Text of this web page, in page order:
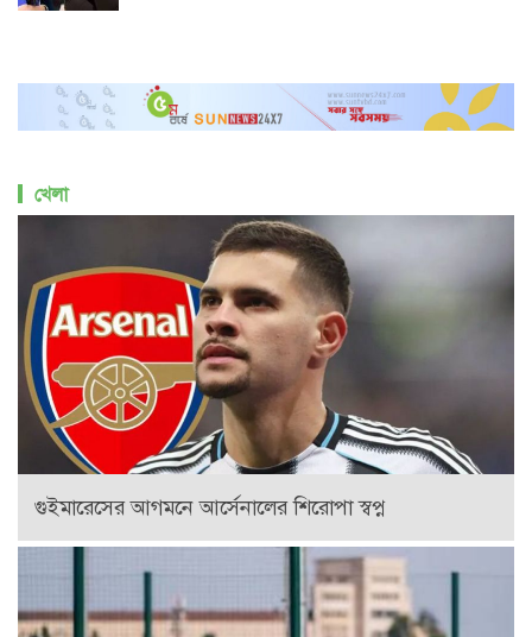
খেলা
গুইমারেসের আগমনে আর্সেনালের শিরোপা স্বপ্ন